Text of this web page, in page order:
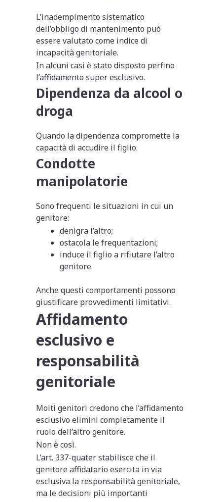
L’inadempimento sistematico
dell’obbligo di mantenimento può
essere valutato come indice di
incapacità genitoriale.
In alcuni casi è stato disposto perfino
l’affidamento super esclusivo.
Dipendenza da alcool o
droga
Quando la dipendenza compromette la
capacità di accudire il figlio.
Condotte
manipolatorie
Sono frequenti le situazioni in cui un
genitore:
denigra l’altro;
ostacola le frequentazioni;
induce il figlio a rifiutare l’altro
genitore.
Anche questi comportamenti possono
giustificare provvedimenti limitativi.
Affidamento
esclusivo e
responsabilità
genitoriale
Molti genitori credono che l’affidamento
esclusivo elimini completamente il
ruolo dell’altro genitore.
Non è così.
L’art. 337-quater stabilisce che il
genitore affidatario esercita in via
esclusiva la responsabilità genitoriale,
ma le decisioni più importanti